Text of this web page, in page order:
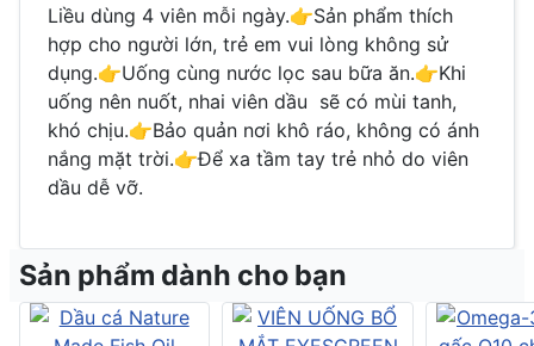
Liều dùng 4 viên mỗi ngày.👉Sản phẩm thích
hợp cho người lớn, trẻ em vui lòng không sử
dụng.👉Uống cùng nước lọc sau bữa ăn.👉Khi
uống nên nuốt, nhai viên dầu sẽ có mùi tanh,
khó chịu.👉Bảo quản nơi khô ráo, không có ánh
nắng mặt trời.👉Để xa tầm tay trẻ nhỏ do viên
dầu dễ vỡ.
Sản phẩm dành cho bạn